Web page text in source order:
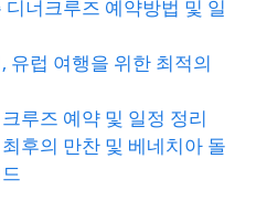
너크루즈 예약방법 및 일
유럽 여행을 위한 최적의
루즈 예약 및 일정 정리
후의 만찬 및 베네치아 돌